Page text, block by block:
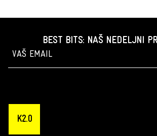
BEST BITS: NAŠ NEDELJNI
K2.0